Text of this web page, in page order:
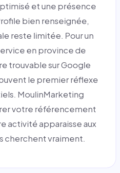
et une présence
bien renseignée,
reste limitée. Pour un
en province de
trouvable sur Google
le premier réflexe
MoulinMarketing
votre référencement
activité apparaisse aux
cherchent vraiment.